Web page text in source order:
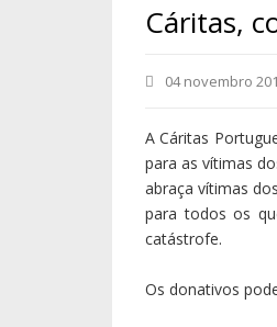
Cáritas,
04 novembro
A Cáritas
para as vítimas
abraça vítimas
para todos os
catástrofe.
Os donativos